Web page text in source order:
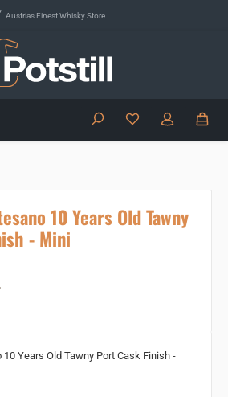
Austrias Finest Whisky Store
Du hast 0
10 Years Old Tawny
- Mini